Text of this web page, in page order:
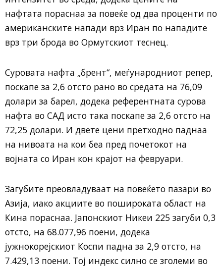
нафтата пораснаа за повеќе од два проценти по
американските напади врз Иран по нападите
врз три брода во Ормутскиот теснец.
Суровата нафта „брент“, меѓународниот репер,
поскапе за 2,6 отсто рано во средата на 76,09
долари за барел, додека референтната сурова
нафта во САД исто така поскапе за 2,6 отсто на
72,25 долари. И двете цени претходно паднаа
на нивоата на кои беа пред почетокот на
војната со Иран кон крајот на февруари.
Загубите преовладуваат на повеќето пазари во
Азија, иако акциите во пошироката област на
Кина пораснаа. Јапонскиот Никеи 225 загуби 0,3
отсто, на 68.077,96 поени, додека
јужнокорејскиот Коспи падна за 2,9 отсто, на
7.429,13 поени. Тој индекс силно се зголеми во